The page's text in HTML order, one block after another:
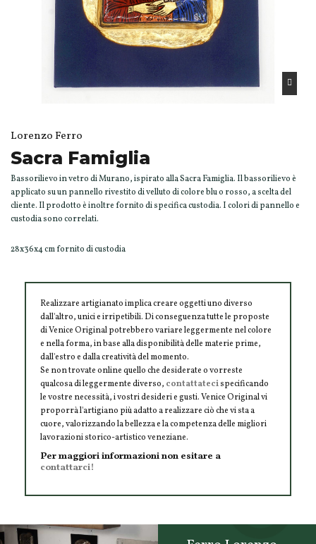
Lorenzo Ferro
Sacra Famiglia
Bassorilievo in vetro di Murano, ispirato alla Sacra Famiglia. Il bassorilievo è
applicato su un pannello rivestito di velluto di colore blu o rosso, a scelta del
cliente. Il prodotto è inoltre fornito di specifica custodia. I colori di pannello e
custodia sono correlati.
28x36x4 cm fornito di custodia
Realizzare artigianato implica creare oggetti uno diverso
dall'altro, unici e irripetibili. Di conseguenza tutte le proposte
di Venice Original potrebbero variare leggermente nel colore
e nella forma, in base alla disponibilità delle materie prime,
dall'estro e dalla creatività del momento.
Se non trovate online quello che desiderate o vorreste
qualcosa di leggermente diverso, contattatecispecificando
le vostre necessità, i vostri desideri e gusti. Venice Original vi
proporrà l'artigiano più adatto a realizzare ciò che vi sta a
cuore, valorizzando la bellezza e la competenza delle migliori
lavorazioni storico-artistico veneziane.
Per maggiori informazioni non esitare a
contattarci!